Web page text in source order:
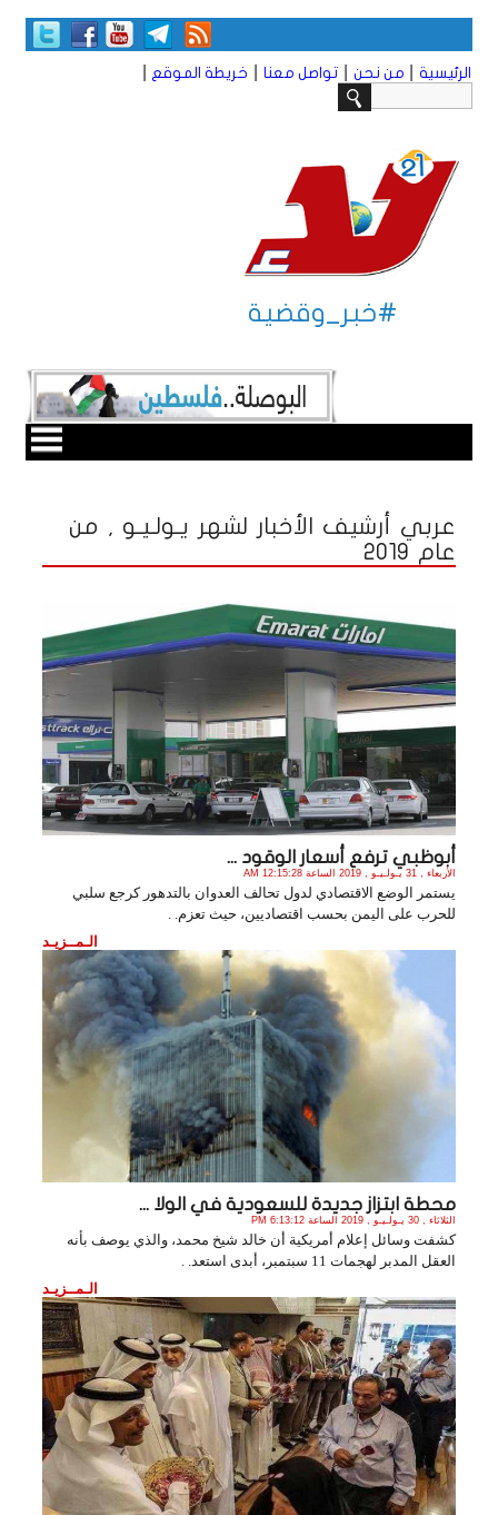
الرئيسية من نحن تواصل معنا خريطة الموقع
#خبر_وقضية
عربي أرشيف الأخبار لشهر يـولـيـو , من
عام 2019
أبوظبي ترفع أسعار الوقود ...
الأربعاء , 31 يـولـيـو , 2019 الساعة 12:15:28 AM
يستمر الوضع الاقتصادي لدول تحالف العدوان بالتدهور كرجع سلبي
للحرب على اليمن بحسب اقتصاديين، حيث تعزم. .
الـمــزيـد
محطة ابتزاز جديدة للسعودية في الولا ...
الثلاثاء , 30 يـولـيـو , 2019 الساعة 6:13:12 PM
كشفت وسائل إعلام أمريكية أن خالد شيخ محمد، والذي يوصف بأنه
العقل المدبر لهجمات 11 سبتمبر، أبدى استعد. .
الـمــزيـد